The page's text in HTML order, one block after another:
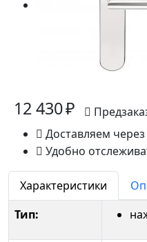
12 430 ₽
Доставляем
Удобно
Характеристики
Тип: